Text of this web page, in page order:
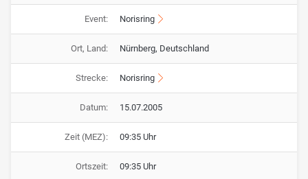
Event: Norisring
Ort, Land: Nürnberg, Deutschland
Strecke: Norisring
Datum: 15.07.2005
Zeit (MEZ): 09:35 Uhr
Ortszeit: 09:35 Uhr